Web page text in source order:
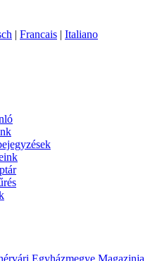
| Francais | Italiano
Egyházmegye Magazinja